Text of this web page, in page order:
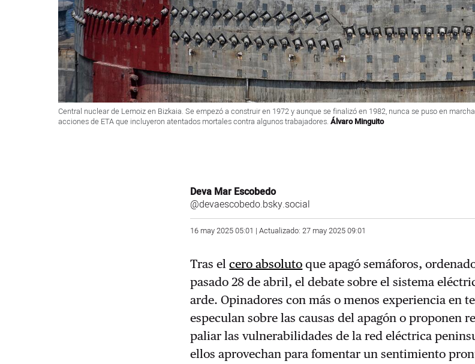
Central nuclear de Lemoiz en Bizkaia. Se empezó a construir en 1972 y aunque se finalizó en 1982, nunca se puso en
acciones de ETA que incluyeron atentados mortales contra algunos trabajadores. Álvaro Minguito
Deva Mar Escobedo
@devaescobedo.bsky.social
16 may 2025 05:01 | Actualizado: 27 may 2025 09:01
Tras elcero absoluto que apagó semáforos,
pasado 28 de abril, el debate sobre el sistema
arde. Opinadores con más o menos experiencia en
especulan sobre las causas del apagón o proponen
paliar las vulnerabilidades de la red eléctrica
ellos aprovechan para fomentar un sentimiento